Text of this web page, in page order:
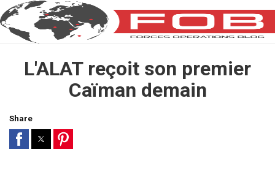
L'ALAT reçoit son premier
Caïman demain
Share